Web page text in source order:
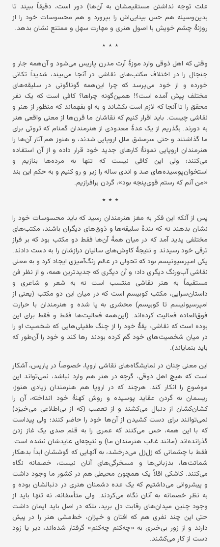
علت توجه نداشتن مستقیمشان به آن‌ها) دور است، دقیقاً ببیند تا
بدین‌وسیله هم حس بینایی‌اش را بپرورد و هم محسوسات خود را از
روزنهٔ چشم خویش با اصول هنری و مهارت سهل و ممتنع نشان بدهد.
٭ ٭ ٭
وقتی که اهل ذوقی وارد موزهٔ آرت مدرن پاریس می‌شود و آن‌همه جار و
جنجال را در اختلاف مکتب‌های نقاشی در آنجا می‌بیند، شدیداً تکانی
خورده و از خود می‌پرسد که چرا این‌همه گوناگونی در سلیقه‌های
مختلف پیش آمده است؟! همین‌گونه چراها؟ کافی است که یک نفر
محقق را تا آنجا که لازم است بکشاند و به او بفهماند که منظور از هنر و
نقاشی چیست. باید اقرار کنیم که نقاشان ما قرن‌ها از معنی واقعی هنر
به دورند. بگذریم از یک عدهٔ معدودی از هنرمندان گمنام که ثروتی برای
ما گذاشتند و حتی سرمشق ملل اروپایی شدند، و هنوز هم آثار آن‌ها را
هنرمندان اروپایی نمونهٔ کارهای جدید خود قرار داده و از آن استفاده
می‌کنند؛ ولی این کافی نیست که تنها به مرده‌ها بنازیم و
استخوان‌پوسیده‌های صد و اندی ساله را زیر و رو کنیم و به حکم این بند
«من آنم که رستم قوی‌پنجه بود»، گردن برافرازیم.
٭ ٭ ٭
پس از آنکه این فکر به مغز هنرمندان رسید که باید محسوسات خود را
نشان بدهند نه که بندهٔ سلیقه‌ها و ذوق‌های دیگران باشند، مکتب‌های
مختلفی پدید آمد که در میان همهٔ آن‌ها فقط دو مکتب بود که بر فراز
ترقی خود رسیدند و نتیجهٔ کاوش‌های سالیان درازشان را به دست دادند.
یکی امپرسیونیسم بود که تحولی در عالم رنگ‌آمیزی ایجاد کرد و به معنی
نقاشی آب‌ورنگ دیگری داد؛ و آن دیگری که جدیدترین همه، و از نظر فن
مستقیماً به هنر نقاشی منتسب است نه به شعر و شاعری و
داستان‌سرایی، مکتب کوبیسم است که در میان این دو مکتب (یعنی از
امپرسیونیسم تا کوبیسم) محشری به پا شده و هنرمندان با حرارت
فوق‌العاده فعالیت کرده‌اند. (این‌همه فعالیت‌ها فقط و فقط برای این
بوده است که نقاشی، یقهٔ خود را از چنگ طفیلی‌هایی که شخصیت او را
در میان شخصیت‌های خود گم کرده بودند رها کند و خود را آن‌طور که
باید بنمایاند).
این معنی چنان در نمایشگاه‌های نقاشی اروپا، خصوصاً در پاریس، آشکار
است که هیچ اهل ذوقی، گرچه در هنر هم وارد نباشد، نمی‌تواند این
موضوع را انکار کند. هرچند که در اروپا هم هنرمندان زیادی هنوز،
ریسمان به گردن عقاید پوسیده و روش کهنهٔ خود انداخته، آن را
کشان‌کشان از دنبال می‌کشند و از تعصب (که از بی‌اطلاعی می‌خیزد)
نمی‌توانند برای دست کشیدن از آن‌ها خود را حاضر کنند؛ ولی پیداست
که با این همه، حس می‌کنند که عمری را به قلم صدی یک غاز زدن
گذرانده‌اند (مانند غالب هنرمندان ما) و نتیجه‌ای عایدشان نشده است.
فقط با چشمانی که زل‌زل می‌درخشد، به آنهایی که گوششان ابداً بدهکار
شماتت‌ها، بدزبانی‌ها و مسخرگی‌های آنان نیست، خصمانه نگاه
می‌کنند. کاشکی اقلاً یک همچون محیطی هم در کشور ما وجود داشت
و پیشروانی می‌داشتیم که یک عده دشمنان هنری در دنبالشان بوده و
به نظر خصمانه به آنان نگاه می‌کردند. ولی متأسفانه، نه تنها باید از
وجود چنین میدان‌های رقابت دل برید، بلکه در اصل باید ایمان داشت
حتی این چند نفری هم که افتان و خیزان، خط‌مشی هنر را در پیش
دارند و از زور بی‌خبری به «چه‌کنم چه‌کنم» گرفتار شده‌اند، دیر یا زود
دست از کار می‌کشند.